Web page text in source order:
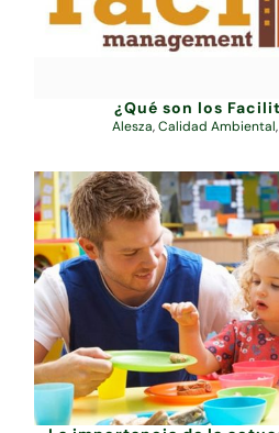
¿Qué son los
Alesza,Calidad Ambiental,